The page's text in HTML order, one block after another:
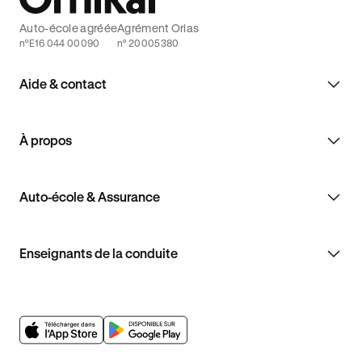
Aide & contact
À propos
Auto-école & Assurance
Enseignants de la conduite
Auto-école agréée
n°E16 044 00090
Agrément Orias
n° 20005380